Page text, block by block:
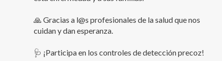
🙏 Gracias a l@s profesionales de la salud que nos
cuidan y dan esperanza.
🩺 ¡Participa en los controles de detección precoz!